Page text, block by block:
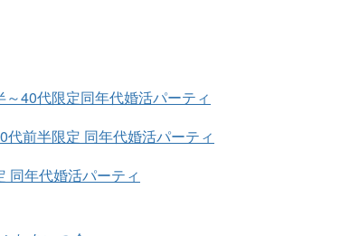
～40代限定同年代婚活パーティ
代前半限定 同年代婚活パーティ
同年代婚活パーティ